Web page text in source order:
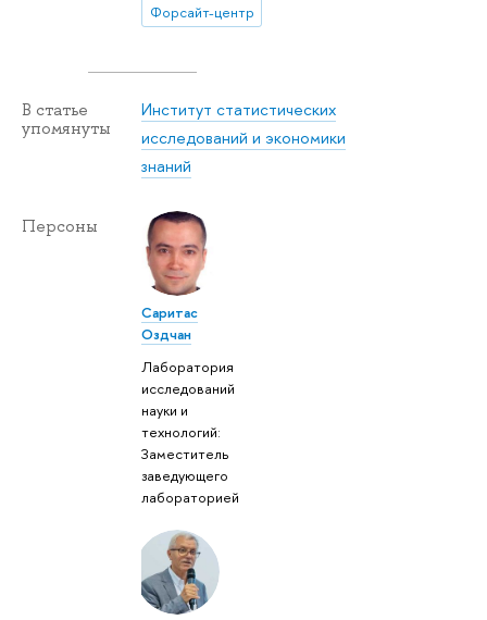
Форсайт-центр
В статье
упомянуты
Институт статистических
исследований и экономики
знаний
Персоны
Саритас
Оздчан
Лаборатория
исследований
науки и
технологий:
Заместитель
заведующего
лабораторией